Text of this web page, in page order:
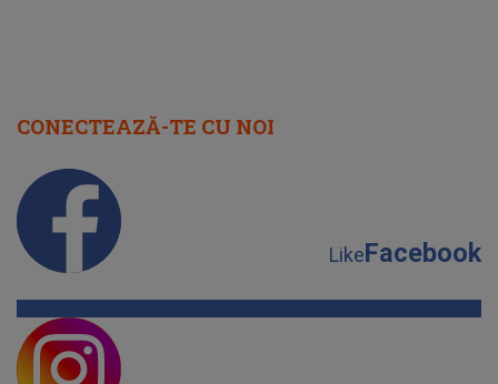
CONECTEAZĂ-TE CU NOI
LikeFacebook